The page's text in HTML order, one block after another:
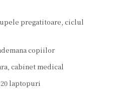
pregatitoare, ciclul
copiilor
cabinet medical
laptopuri